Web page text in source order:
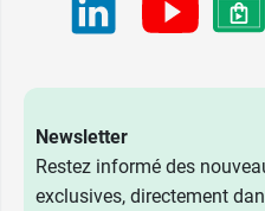
250 ml 6,99 €
Newsletter
Restez informé des
exclusives, directement